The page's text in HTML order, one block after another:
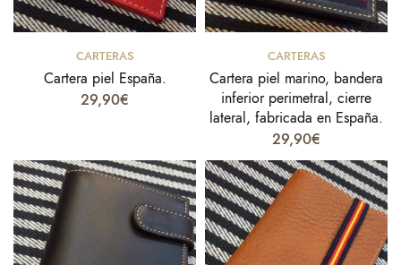
Añadir al carrito
CARTERAS
Cartera piel España.
29,90€
Añadir al carrito
CARTERAS
Cartera piel marino, bandera
inferior perimetral, cierre
lateral, fabricada en España.
29,90€